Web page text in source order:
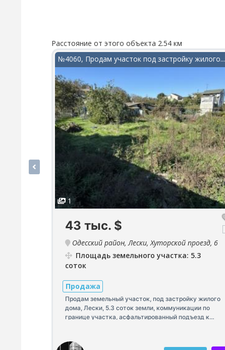
Расстояние от этого объекта 2.54 км
№4060, Продам участок под застройку жилого...
1
43 тыс. $
Одесский район, Лески, Хуторской проезд, 6
Площадь земельного участка: 5.3
соток
Продажа
Продам земельный участок, под застройку жилого
дома, Лески, 5.3 соток земли, коммуникации по
границе участка, асфальтированный подъезд к